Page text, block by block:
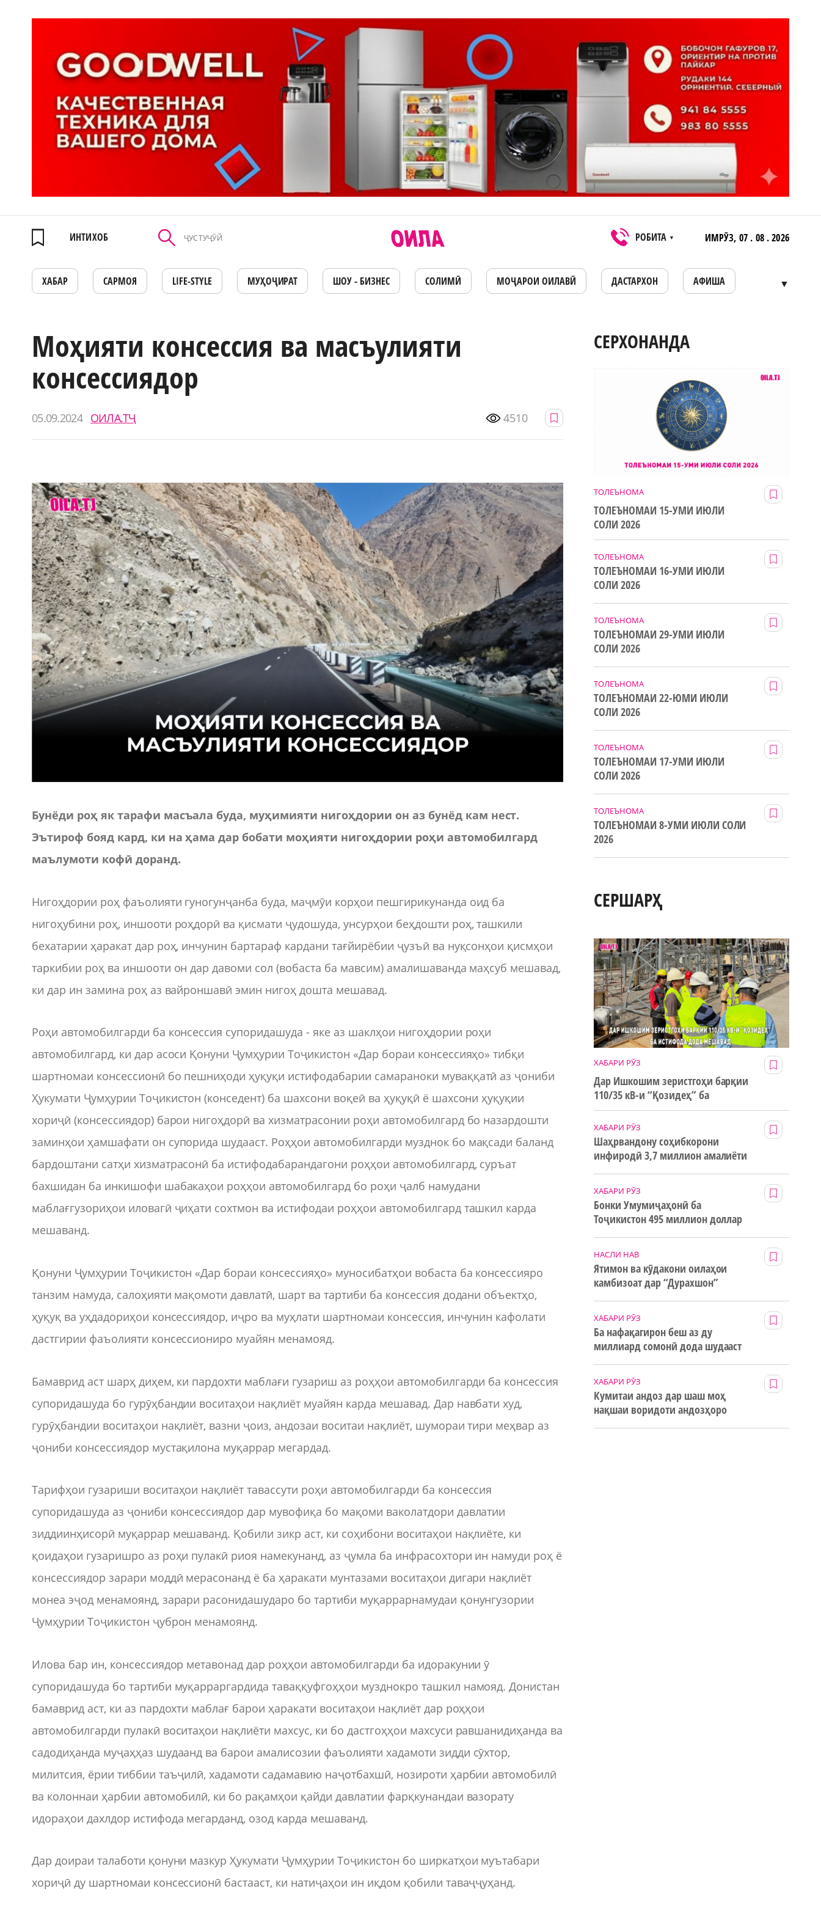
ИНТИХОБ РОБИТА ▼ ИМРӮЗ, 07 . 08 . 2026
ХАБАР САРМОЯ LIFE-STYLE МУҲОҶИРАТ ШОУ - БИЗНЕС СОЛИМӢ МОҶАРОИ ОИЛАВӢ ДАСТАРХОН АФИША ▼
Моҳияти консессия ва масъулияти
консессиядор
05.09.2024 ОИЛА.ТҶ 4510
Бунёди роҳ як тарафи масъала буда, муҳимияти нигоҳдории он аз бунёд кам нест.
Эътироф бояд кард, ки на ҳама дар бобати моҳияти нигоҳдории роҳи автомобилгард
маълумоти кофӣ доранд.
Нигоҳдории роҳ фаъолияти гуногунҷанба буда, маҷмӯи корҳои пешгирикунанда оид ба
нигоҳубини роҳ, иншооти роҳдорӣ ва қисмати ҷудошуда, унсурҳои беҳдошти роҳ, ташкили
бехатарии ҳаракат дар роҳ, инчунин бартараф кардани тағйирёбии ҷузъӣ ва нуқсонҳои қисмҳои
таркибии роҳ ва иншооти он дар давоми сол (вобаста ба мавсим) амалишаванда маҳсуб мешавад,
ки дар ин замина роҳ аз вайроншавӣ эмин нигоҳ дошта мешавад.
Роҳи автомобилгарди ба консессия супоридашуда - яке аз шаклҳои нигоҳдории роҳи
автомобилгард, ки дар асоси Қонуни Ҷумҳурии Тоҷикистон «Дар бораи консессияҳо» тибқи
шартномаи консессионӣ бо пешниҳоди ҳуқуқи истифодабарии самараноки муваққатӣ аз ҷониби
Ҳукумати Ҷумҳурии Тоҷикистон (конседент) ба шахсони воқеӣ ва ҳуқуқӣ ё шахсони ҳуқуқии
хориҷӣ (консессиядор) барои нигоҳдорӣ ва хизматрасонии роҳи автомобилгард бо назардошти
заминҳои ҳамшафати он супорида шудааст. Роҳҳои автомобилгарди музднок бо мақсади баланд
бардоштани сатҳи хизматрасонӣ ба истифодабарандагони роҳҳои автомобилгард, суръат
бахшидан ба инкишофи шабакаҳои роҳҳои автомобилгард бо роҳи ҷалб намудани
маблағгузориҳои иловагӣ ҷиҳати сохтмон ва истифодаи роҳҳои автомобилгард ташкил карда
мешаванд.
Қонуни Ҷумҳурии Тоҷикистон «Дар бораи консессияҳо» муносибатҳои вобаста ба консессияро
танзим намуда, салоҳияти мақомоти давлатӣ, шарт ва тартиби ба консессия додани объектҳо,
ҳуқуқ ва уҳдадориҳои консессиядор, иҷро ва муҳлати шартномаи консессия, инчунин кафолати
дастгирии фаъолияти консессиониро муайян менамояд.
Бамаврид аст шарҳ диҳем, ки пардохти маблағи гузариш аз роҳҳои автомобилгарди ба консессия
супоридашуда бо гурӯҳбандии воситаҳои нақлиёт муайян карда мешавад. Дар навбати худ,
гурӯҳбандии воситаҳои нақлиёт, вазни ҷоиз, андозаи воситаи нақлиёт, шумораи тири меҳвар аз
ҷониби консессиядор мустақилона муқаррар мегардад.
Тарифҳои гузариши воситаҳои нақлиёт тавассути роҳи автомобилгарди ба консессия
супоридашуда аз ҷониби консессиядор дар мувофиқа бо мақоми ваколатдори давлатии
зиддиинҳисорӣ муқаррар мешаванд. Қобили зикр аст, ки соҳибони воситаҳои нақлиёте, ки
қоидаҳои гузаришро аз роҳи пулакӣ риоя намекунанд, аз ҷумла ба инфрасохтори ин намуди роҳ ё
консессиядор зарари моддӣ мерасонанд ё ба ҳаракати мунтазами воситаҳои дигари нақлиёт
монеа эҷод менамоянд, зарари расонидашударо бо тартиби муқаррарнамудаи қонунгузории
Ҷумҳурии Тоҷикистон ҷуброн менамоянд.
Илова бар ин, консессиядор метавонад дар роҳҳои автомобилгарди ба идоракунии ӯ
супоридашуда бо тартиби муқарраргардида таваққуфгоҳҳои музднокро ташкил намояд. Донистан
бамаврид аст, ки аз пардохти маблағ барои ҳаракати воситаҳои нақлиёт дар роҳҳои
автомобилгарди пулакӣ воситаҳои нақлиёти махсус, ки бо дастгоҳҳои махсуси равшанидиҳанда ва
садодиҳанда муҷаҳҳаз шудаанд ва барои амалисозии фаъолияти хадамоти зидди сӯхтор,
милитсия, ёрии тиббии таъҷилӣ, хадамоти садамавию наҷотбахшӣ, нозироти ҳарбии автомобилӣ
ва колоннаи ҳарбии автомобилӣ, ки бо рақамҳои қайди давлатии фарқкунандаи вазорату
идораҳои дахлдор истифода мегарданд, озод карда мешаванд.
Дар доираи талаботи қонуни мазкур Ҳукумати Ҷумҳурии Тоҷикистон бо ширкатҳои муътабари
хориҷӣ ду шартномаи консессионӣ бастааст, ки натиҷаҳои ин иқдом қобили таваҷҷуҳанд.
СЕРХОНАНДА
ТОЛЕЪНОМА
ТОЛЕЪНОМАИ 15-УМИ ИЮЛИ
СОЛИ 2026
ТОЛЕЪНОМА
ТОЛЕЪНОМАИ 16-УМИ ИЮЛИ
СОЛИ 2026
ТОЛЕЪНОМА
ТОЛЕЪНОМАИ 29-УМИ ИЮЛИ
СОЛИ 2026
ТОЛЕЪНОМА
ТОЛЕЪНОМАИ 22-ЮМИ ИЮЛИ
СОЛИ 2026
ТОЛЕЪНОМА
ТОЛЕЪНОМАИ 17-УМИ ИЮЛИ
СОЛИ 2026
ТОЛЕЪНОМА
ТОЛЕЪНОМАИ 8-УМИ ИЮЛИ СОЛИ
2026
СЕРШАРҲ
ХАБАРИ РӮЗ
Дар Ишкошим зеристгоҳи барқии
110/35 кВ-и “Қозидеҳ” ба
истифода дода мешавад
ХАБАРИ РӮЗ
Шаҳрвандону соҳибкорони
инфиродӣ 3,7 миллион амалиёти
ХАБАРИ РӮЗ
Бонки Умумиҷаҳонӣ ба
Тоҷикистон 495 миллион доллар
НАСЛИ НАВ
Ятимон ва кӯдакони оилаҳои
камбизоат дар “Дурахшон”
ХАБАРИ РӮЗ
Ба нафақагирон беш аз ду
миллиард сомонӣ дода шудааст
ХАБАРИ РӮЗ
Кумитаи андоз дар шаш моҳ
нақшаи воридоти андозҳоро